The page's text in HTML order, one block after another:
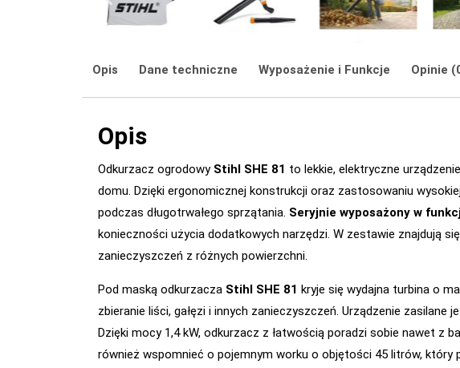
Opis Dane techniczne Wyposażenie i Funkcje Opinie
Opis
Odkurzacz ogrodowy Stihl SHE 81 to lekkie, elektryczne
domu. Dzięki ergonomicznej konstrukcji oraz zastosowaniu
podczas długotrwałego sprzątania. Seryjnie wyposażony w
konieczności użycia dodatkowych narzędzi. W zestawie znajdują
zanieczyszczeń z różnych powierzchni.
Pod maską odkurzacza Stihl SHE 81 kryje się wydajna turbina o
zbieranie liści, gałęzi i innych zanieczyszczeń. Urządzenie
Dzięki mocy 1,4 kW, odkurzacz z łatwością poradzi sobie nawet z
również wspomnieć o pojemnym worku o objętości 45 litrów, który